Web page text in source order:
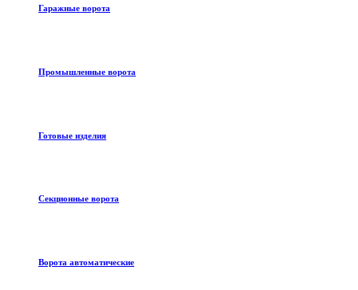
Гаражные ворота
Промышленные ворота
Готовые изделия
Секционные ворота
Ворота автоматические